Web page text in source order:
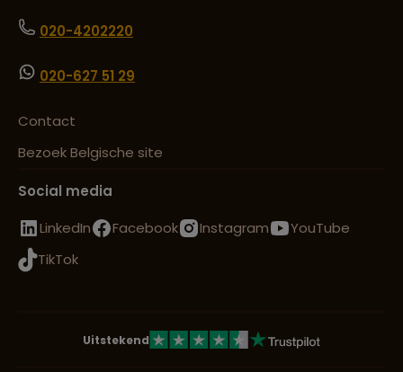
020-4202220
020-627 51 29
Contact
Bezoek Belgische site
Social media
LinkedIn
Facebook Instagram
YouTube
TikTok
Uitstekend